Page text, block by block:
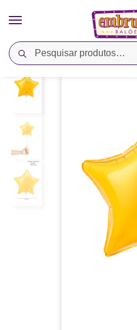
Início Cores Ouro / Balão